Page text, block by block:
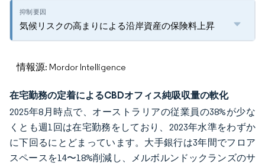
気候リスクの高まりによる沿岸資産の保険料上昇
情報源: Mordor Intelligence
在宅勤務の定着によるCBDオフィス純吸収量の軟化
2025年8月時点で、オーストラリアの従業員の38%が少な
くとも週1回は在宅勤務をしており、2023年水準をわずか
に下回るにとどまっています。大手銀行は3年間でフロア
スペースを14〜18%削減し、メルボルンドックランズのサ